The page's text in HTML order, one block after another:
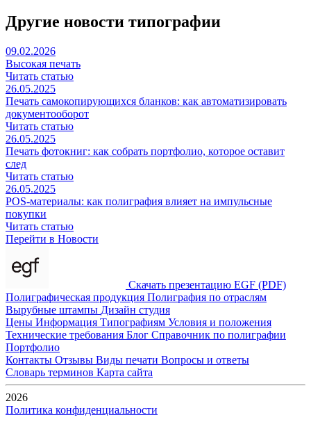
Другие новости типографии
09.02.2026
Высокая печать
Читать статью
26.05.2025
Печать самокопирующихся бланков: как автоматизировать
документооборот
Читать статью
26.05.2025
Печать фотокниг: как собрать портфолио, которое оставит
след
Читать статью
26.05.2025
POS-материалы: как полиграфия влияет на импульсные
покупки
Читать статью
Перейти в Новости
Скачать презентацию EGF (PDF)
Полиграфическая продукция Полиграфия по отраслям
Вырубные штампы Дизайн студия
Цены Информация Типографиям Условия и положения
Технические требования Блог Справочник по полиграфии
Портфолио
Контакты Отзывы Виды печати Вопросы и ответы
Словарь терминов Карта сайта
2026
Политика конфиденциальности